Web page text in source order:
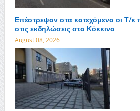
Επέστρεψαν στα κατεχόμενα οι Τ/κ
στις εκδηλώσεις στα Κόκκινα
August 08, 2026